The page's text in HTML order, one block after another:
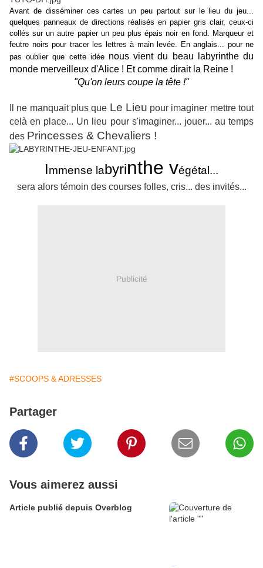
Avant de disséminer ces cartes un peu partout sur le lieu du jeu...
quelques panneaux de directions réalisés en papier gris clair, ceux-ci
collés sur un autre papier un peu plus épais noir en fond. Marqueur et
feutre noirs pour tracer les lettres à main levée. En anglais... pour ne
pas oublier que cette idée nous vient du beau labyrinthe du
monde merveilleux d'Alice ! Et comme dirait la Reine !
"Qu'on leurs coupe la tête !"
Il ne manquait plus que Le Lieu pour imaginer mettre tout
celà en place... Un lieu pour s'imaginer... jouer... au temps
des Princesses & Chevaliers !
Immense labyrinthe végétal...
sera alors témoin des courses folles, cris... des invités...
Publicité
#SCOOPS & ADRESSES
Partager
Vous aimerez aussi
Article publié depuis Overblog